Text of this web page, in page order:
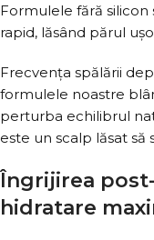
Formulele fără silicon
rapid, lăsând părul
Frecvența spălării
formulele noastre
perturba echilibrul
este un scalp lăsat
Îngrijirea
hidratare